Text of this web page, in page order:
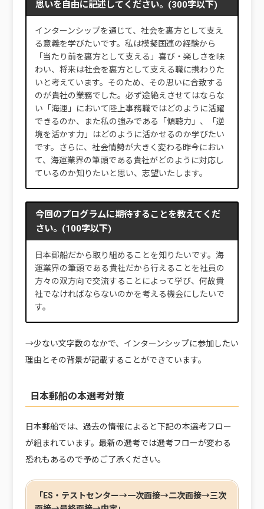
思いを自由に記述してください。(300字以下)
インターンシップを通じて、社会を裏方として支え
る意義を学びたいです。私は模擬国連の経験から
「当たり前を裏方として支える」喜び・楽しさを味
わい、将来は社会を裏方として支える職に携わりた
いと考えています。そのため、その思いに合致する
のが貴社の業務でした。必ず途絶えさせてはならな
い「海運」において陸上事務職ではどのように活躍
できるのか、また私の強みである「傾聴力」、「逆
境を活かす力」はどのように活かせるのか学びたい
です。さらに、社会情勢が大きく変わる昨今におい
て、海運業界の筆頭である貴社がどのように対応し
ているのか知りたいと思い、志望いたします。
今回のプログラムに期待することを教えてくだ
さい。(100字以下)
日本郵船だから取り組めることを知りたいです。海
運業界の筆頭である貴社だから行えることを社員の
方々の双方向で交流することによって学び、何故貴
社でなければならないのかを考える機会にしたいで
す。
→少ない文字数のなかで、インターンシップに参加したい
理由とその背景が記載することができています。
日本郵船の本選考対策
日本郵船では、過去の情報によると下記の本選考フロー
が組まれています。最新の選考では選考フローが変わる
恐れもあるので予めご了承ください。
「ES・テストセンター→一次面接→二次面接→三次